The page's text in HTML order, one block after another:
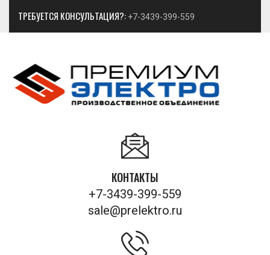
ТРЕБУЕТСЯ КОНСУЛЬТАЦИЯ?: +7-3439-399-559
КОНТАКТЫ
+7-3439-399-559
sale@prelektro.ru